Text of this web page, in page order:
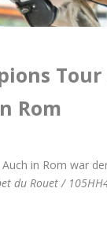
Rom
in Rom war
du Rouet /